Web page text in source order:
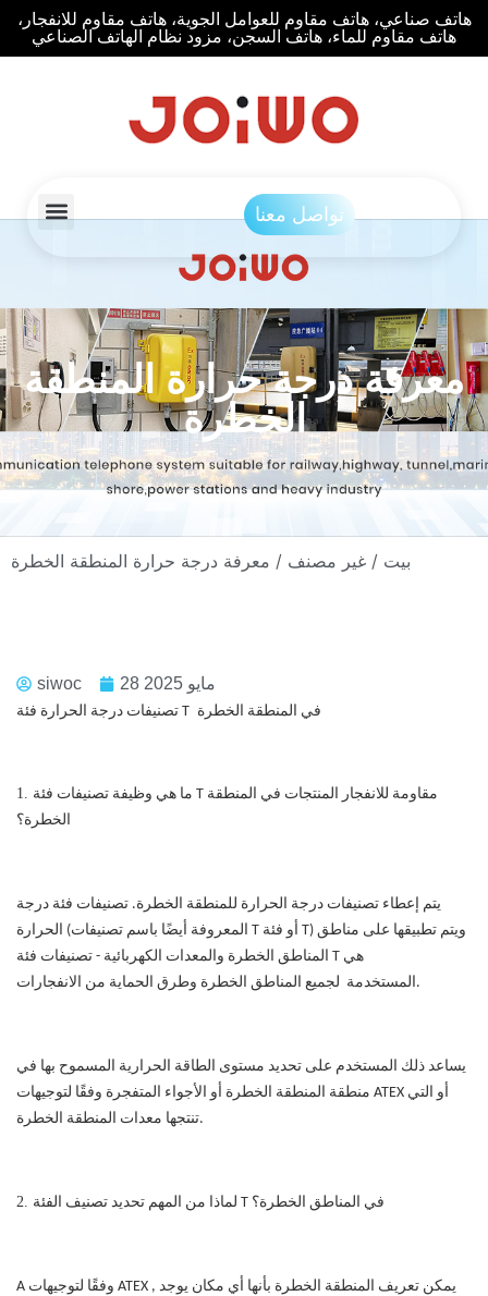
هاتف صناعي، هاتف مقاوم للعوامل الجوية، هاتف مقاوم للانفجار،
هاتف مقاوم للماء، هاتف السجن، مزود نظام الهاتف الصناعي
تواصل معنا
معرفة درجة حرارة المنطقة
الخطرة
بيت / غير مصنف
siwoc
تصنيفات درجة الحرارة فئة T في المنطقة الخطرة
1. ما هي وظيفة تصنيفات فئة T مقاومة للانفجار المنتجات في المنطقة
يتم إعطاء تصنيفات درجة الحرارة للمنطقة الخطرة. تصنيفات فئة درجة
الحرارة (المعروفة أيضًا باسم تصنيفات T أو فئة T) ويتم تطبيقها على مناطق
المناطق الخطرة والمعدات الكهربائية - تصنيفات فئة T هي
المستخدمةلجميع المناطق الخطرة وطرق الحماية من الانفجارات.
يساعد ذلك المستخدم على تحديد مستوى الطاقة الحرارية المسموح بها في
منطقة المنطقة الخطرة أو الأجواء المتفجرة وفقًا لتوجيهات ATEX أو التي
تنتجها معدات المنطقة الخطرة.
2.
A وفقًا لتوجيهات ATEX , يمكن تعريف المنطقة الخطرة بأنها أي مكان يوجد